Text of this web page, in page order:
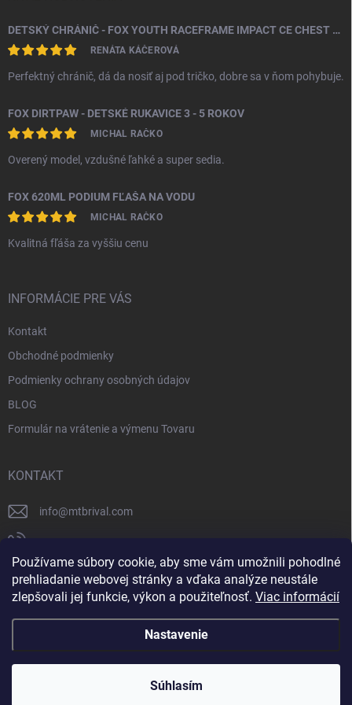
Používame súbory cookie, aby sme vám umožnili pohodlné
prehliadanie webovej stránky a vďaka analýze neustále
zlepšovali jej funkcie, výkon a použiteľnosť. Viac informácií
Nastavenie
Súhlasím
DETSKÝ CHRÁNIČ - FOX YOUTH RACEFRAME IMPACT CE CHEST GUARD
RENÁTA KÁČEROVÁ
Perfektný chránič, dá da nosiť aj pod tričko, dobre sa v ňom pohybuje.
FOX DIRTPAW - DETSKÉ RUKAVICE 3 - 5 ROKOV
MICHAL RAČKO
Overený model, vzdušné ľahké a super sedia.
FOX 620ML PODIUM FĽAŠA NA VODU
MICHAL RAČKO
Kvalitná fľáša za vyššiu cenu
INFORMÁCIE PRE VÁS
Kontakt
Obchodné podmienky
Podmienky ochrany osobných údajov
BLOG
Formulár na vrátenie a výmenu Tovaru
KONTAKT
info@mtbrival.com
Náš Facebook
mtb_rival
MTB Rival . Všetky práva vyhradené.